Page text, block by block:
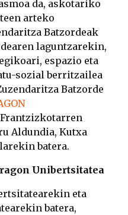
da, askotariko
arteko
Batzordeak
laguntzarekin,
espazio eta
sozial berritzailea
Batzorde
Aldundia, Kutxa
batera.
Unibertsitatea
eta
batera,